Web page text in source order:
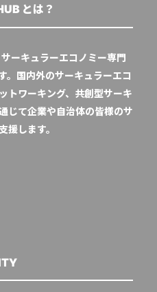
とは？
ーキュラーエコノミー専門
。国内外のサーキュラーエコ
トワーキング、共創型サーキ
じて企業や自治体の皆様のサ
援します。